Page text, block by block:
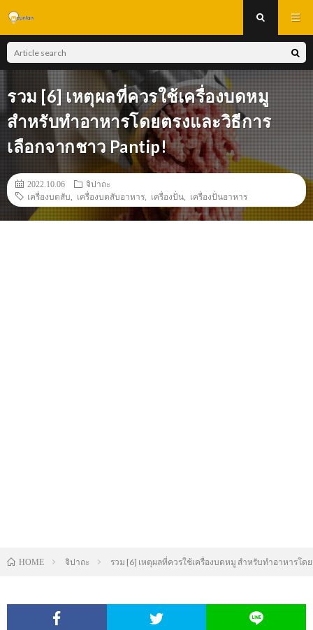
รวม [6] เหตุผลที่ควรใช้เครื่องบดหมู
สำหรับทำอาหารโดยตรงและวิธีการ
เลือกจากชาว Pantip!
2022.10.06
จิปาถะ
เครื่องบดสับ
เครื่องบดสับอาหาร เครื่องปั่น เครื่องปั่นอาหาร
HOME จิปาถะ รวม [6] เหตุผลที่ควรใช้เครื่องบดหมู สำหรับทำอาหารโด